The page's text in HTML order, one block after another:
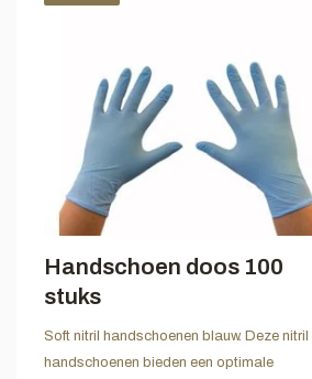
Handschoen doos 100
stuks
Soft nitril handschoenen blauw. Deze nitril
handschoenen bieden een optimale